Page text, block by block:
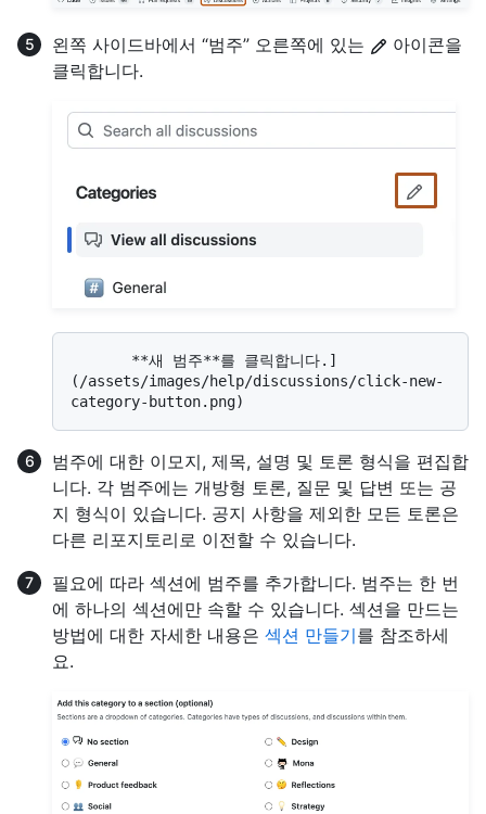
왼쪽 사이드바에서 “범주” 오른쪽에 있는
아이콘을
클릭합니다.
(/assets/images/help/discussions/click-new-
범주에 대한 이모지, 제목, 설명 및 토론 형식을 편집합
니다. 각 범주에는 개방형 토론, 질문 및 답변 또는 공
지 형식이 있습니다. 공지 사항을 제외한 모든 토론은
다른 리포지토리로 이전할 수 있습니다.
필요에 따라 섹션에 범주를 추가합니다. 범주는 한 번
에 하나의 섹션에만 속할 수 있습니다. 섹션을 만드는
방법에 대한 자세한 내용은 섹션 만들기를 참조하세
요.